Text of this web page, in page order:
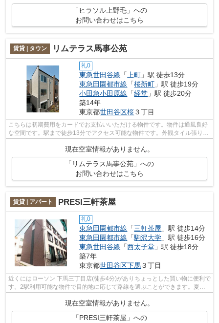
「ヒラソル上野毛」への
お問い合わせはこちら
賃貸 | タウン リムテラス馬事公苑
礼0
東急世田谷線 「 上町 」駅 徒歩13分
東急田園都市線 「桜新町 」駅 徒歩19分
小田急小田原線 「経堂 」駅 徒歩20分
築14年
東京都世田谷区桜３丁目
こちらは初期費用をカードでお支払いいただける物件です。物件は通風良好
な空間です。駅まで徒歩13分でアクセス可能な物件です。外観タイル張り
現在空室情報がありません。
「リムテラス馬事公苑」への
お問い合わせはこちら
賃貸 | アパート PRESI三軒茶屋
礼0
東急田園都市線 「三軒茶屋 」駅 徒歩14分
東急田園都市線 「駒沢大学 」駅 徒歩16分
東急世田谷線 「西太子堂 」駅 徒歩18分
築7年
東京都世田谷区下馬３丁目
近くにはローソン 下馬三丁目店(徒歩4分)がありちょっとした買い物に便利で
す。2駅利用可能な物件で目的地に応じて路線を選ぶことができます。夏場
現在空室情報がありません。
「PRESI三軒茶屋」への